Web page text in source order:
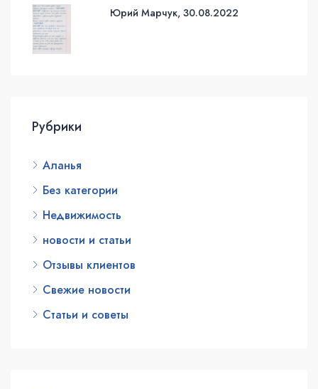
Юрий Марчук, 30.08.2022
Рубрики
Аланья
Без категории
Недвижимость
новости и статьи
Отзывы клиентов
Свежие новости
Статьи и советы